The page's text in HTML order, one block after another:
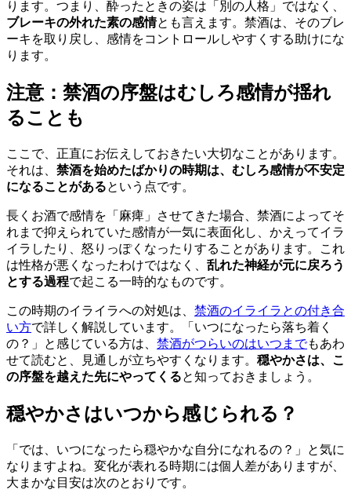
ります。つまり、酔ったときの姿は「別の人格」ではなく、
ブレーキの外れた素の感情とも言えます。禁酒は、そのブレ
ーキを取り戻し、感情をコントロールしやすくする助けにな
ります。
注意：禁酒の序盤はむしろ感情が揺れ
ることも
ここで、正直にお伝えしておきたい大切なことがあります。
それは、 禁酒を始めたばかりの時期は、むしろ感情が不安定
になることがあるという点です。
長くお酒で感情を「麻痺」させてきた場合、禁酒によってそ
れまで抑えられていた感情が一気に表面化し、かえってイラ
イラしたり、怒りっぽくなったりすることがあります。これ
は性格が悪くなったわけではなく、 乱れた神経が元に戻ろう
とする過程で起こる一時的なものです。
この時期のイライラへの対処は、 禁酒のイライラとの付き合
い方で詳しく解説しています。「いつになったら落ち着く
の？」と感じている方は、 禁酒がつらいのはいつまでもあわ
せて読むと、見通しが立ちやすくなります。 穏やかさは、こ
の序盤を越えた先にやってくると知っておきましょう。
穏やかさはいつから感じられる？
「では、いつになったら穏やかな自分になれるの？」と気に
なりますよね。変化が表れる時期には個人差がありますが、
大まかな目安は次のとおりです。